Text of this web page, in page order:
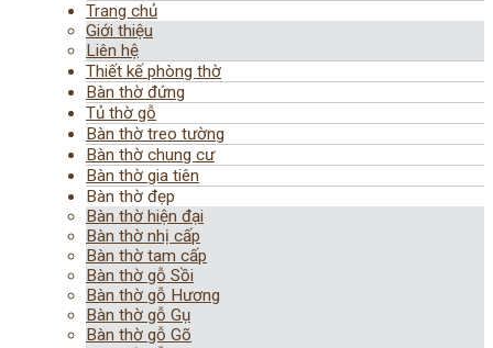
Trang chủ
Giới thiệu
Liên hệ
Thiết kế phòng thờ
Bàn thờ đứng
Tủ thờ gỗ
Bàn thờ treo tường
Bàn thờ chung cư
Bàn thờ gia tiên
Bàn thờ đẹp
Bàn thờ hiện đại
Bàn thờ nhị cấp
Bàn thờ tam cấp
Bàn thờ gỗ Sồi
Bàn thờ gỗ Hương
Bàn thờ gỗ Gụ
Bàn thờ gỗ Gõ